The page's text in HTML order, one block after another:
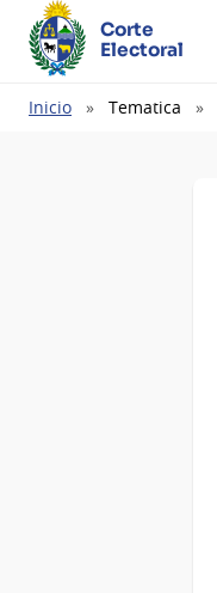
Corte
Electoral
Ruta
Inicio Tematica